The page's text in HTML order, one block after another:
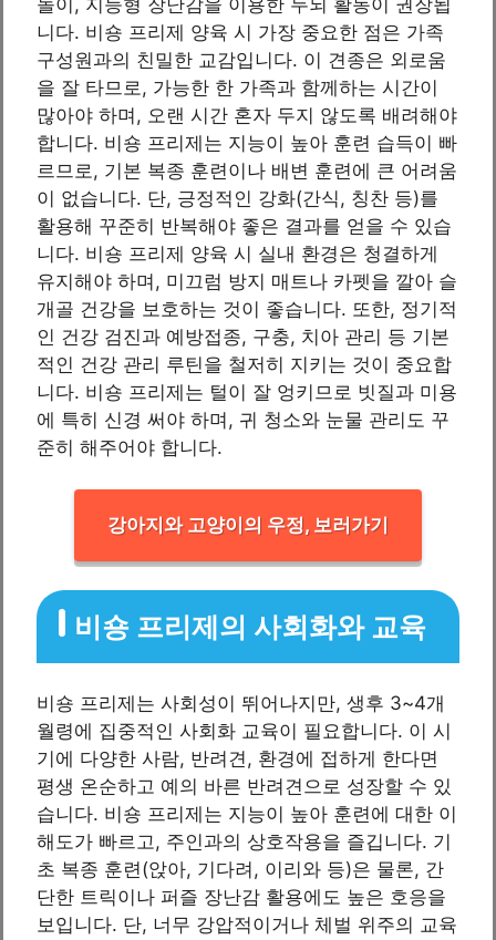
니다. 비숑 프리제 양육 시 가장 중요한 점은 가족
구성원과의 친밀한 교감입니다. 이 견종은 외로움
을 잘 타므로, 가능한 한 가족과 함께하는 시간이
많아야 하며, 오랜 시간 혼자 두지 않도록 배려해야
합니다. 비숑 프리제는 지능이 높아 훈련 습득이 빠
르므로, 기본 복종 훈련이나 배변 훈련에 큰 어려움
이 없습니다. 단, 긍정적인 강화(간식, 칭찬 등)를
활용해 꾸준히 반복해야 좋은 결과를 얻을 수 있습
니다. 비숑 프리제 양육 시 실내 환경은 청결하게
유지해야 하며, 미끄럼 방지 매트나 카펫을 깔아 슬
개골 건강을 보호하는 것이 좋습니다. 또한, 정기적
인 건강 검진과 예방접종, 구충, 치아 관리 등 기본
적인 건강 관리 루틴을 철저히 지키는 것이 중요합
니다. 비숑 프리제는 털이 잘 엉키므로 빗질과 미용
에 특히 신경 써야 하며, 귀 청소와 눈물 관리도 꾸
준히 해주어야 합니다.
강아지와 고양이의 우정, 보러가기
비숑 프리제의 사회화와 교육
비숑 프리제는 사회성이 뛰어나지만, 생후 3~4개
월령에 집중적인 사회화 교육이 필요합니다. 이 시
기에 다양한 사람, 반려견, 환경에 접하게 한다면
평생 온순하고 예의 바른 반려견으로 성장할 수 있
습니다. 비숑 프리제는 지능이 높아 훈련에 대한 이
해도가 빠르고, 주인과의 상호작용을 즐깁니다. 기
초 복종 훈련(앉아, 기다려, 이리와 등)은 물론, 간
단한 트릭이나 퍼즐 장난감 활용에도 높은 호응을
보입니다. 단, 너무 강압적이거나 체벌 위주의 교육